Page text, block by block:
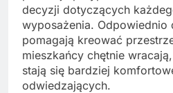
decyzji dotyczących
wyposażenia. Odpowiednio
pomagają kreować
mieszkańcy chętnie
stają się bardziej
odwiedzających.